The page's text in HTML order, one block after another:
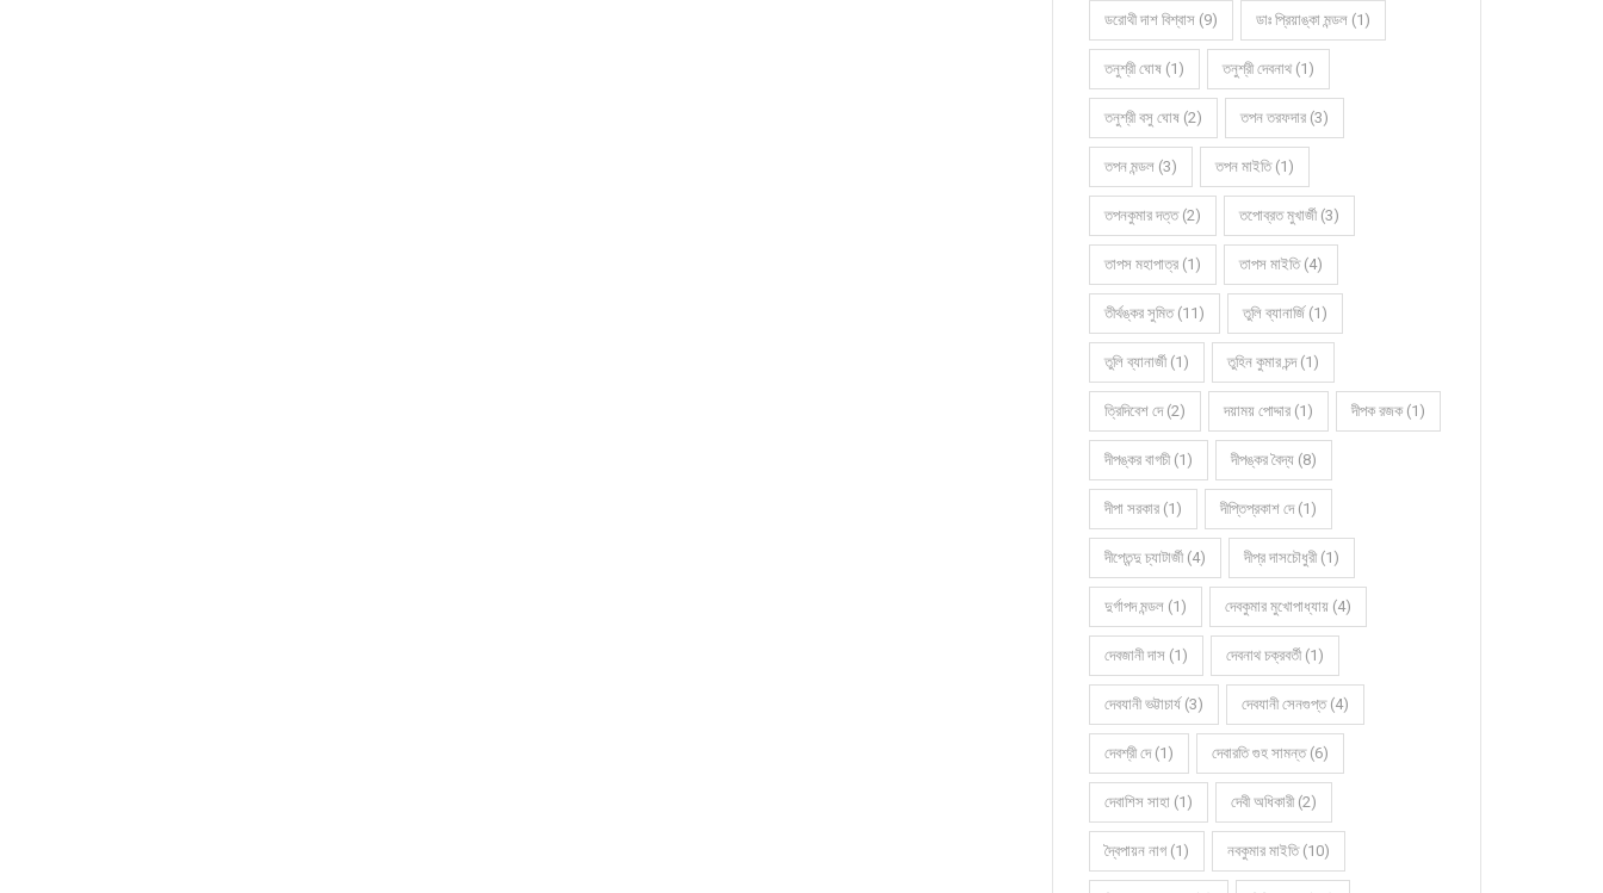
ডরোথী দাশ বিশ্বাস (9) ডাঃ প্রিয়াঙ্কা মন্ডল (1)
তনুশ্রী ঘোষ (1) তনুশ্রী দেবনাথ (1)
তনুশ্রী বসু ঘোষ (2) তপন তরফদার (3)
তপন মন্ডল (3) তপন মাইতি (1)
তপনকুমার দত্ত (2) তপোব্রত মুখার্জী (3)
তাপস মহাপাত্র (1) তাপস মাইতি (4)
তীর্থঙ্কর সুমিত (11) তুলি ব্যানার্জি (1)
তুলি ব্যানার্জী (1) তুহিন কুমার চন্দ (1)
ত্রিদিবেশ দে (2) দয়াময় পোদ্দার (1) দীপক রজক (1)
দীপঙ্কর বাগচী (1) দীপঙ্কর বৈদ্য (8)
দীপা সরকার (1) দীপ্তিপ্রকাশ দে (1)
দীপ্তেন্দু চ্যাটার্জী (4) দীপ্র দাসচৌধুরী (1)
দুর্গাপদ মন্ডল (1) দেবকুমার মুখোপাধ্যায় (4)
দেবজানী দাস (1) দেবনাথ চক্রবর্তী (1)
দেবযানী ভট্টাচার্য (3) দেবযানী সেনগুপ্ত (4)
দেবশ্রী দে (1) দেবারতি গুহ সামন্ত (6)
দেবাশিস সাহা (1) দেবী অধিকারী (2)
দ্বৈপায়ন নাগ (1) নবকুমার মাইতি (10)